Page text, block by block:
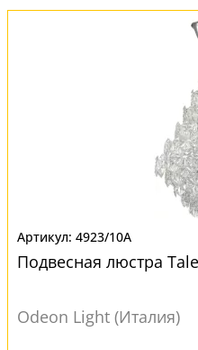
4923/10A
Подвесная люстра
Odeon Light (Италия)